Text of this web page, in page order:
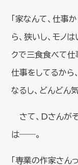
「家なんて、仕
ら、狭いし、モノ
クで三食食べて
仕事をしてるから
なるし、どんどん
さて、Dさんが
は――。
「専業の作家さん